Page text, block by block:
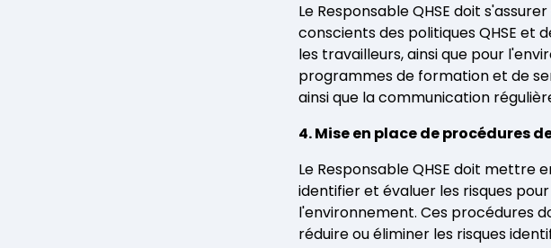
Le Responsable QHSE doit
conscients des politiques QHSE
les travailleurs, ainsi que pour
programmes de formation et de
ainsi que la communication
4. Mise en place de procédures
Le Responsable QHSE doit mettre
identifier et évaluer les risques
l'environnement. Ces procédures
réduire ou éliminer les risques